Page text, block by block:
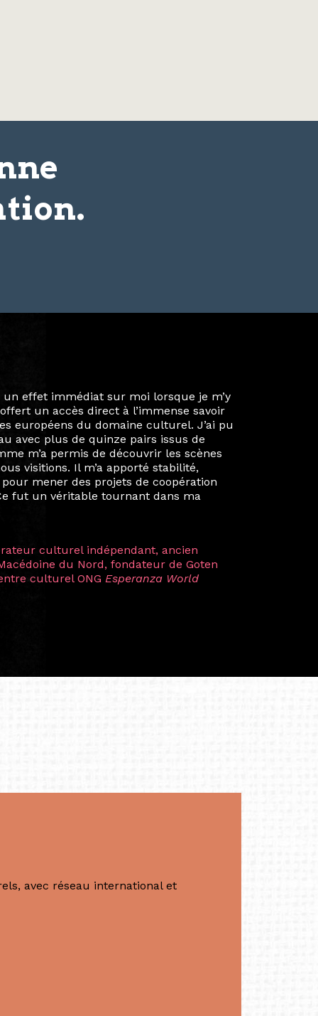
privée et ma vie professionnelle dans les
Durant mon année au sein du Diplôme
réseau européen aussi inattendu que
au-delà de la salle de classe. En
camarades à collaborer sur des projets
de Helsinki à Kuala Lumpur, Langkawi,
ainsi ma vision de curatrice
à travers les disciplines et les
Zuntz — une amitié dont la générosité et
trajectoire et m’ont conduite de
d’une décennie. Aujourd’hui encore,
/Germany)